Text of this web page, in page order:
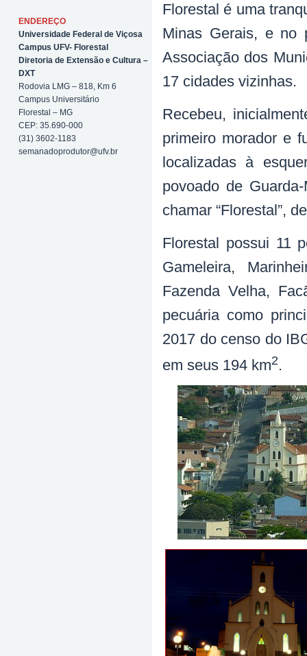
ENDEREÇO
Universidade Federal de Viçosa
Campus UFV- Florestal
Diretoria de Extensão e Cultura –
DXT
Rodovia LMG – 818, Km 6
Campus Universitário
Florestal – MG
CEP: 35.690-000
(31) 3602-1183
semanadoprodutor@ufv.br
Florestal é uma
Minas Gerais, e no
Associação dos
17 cidades vizinhas.
Recebeu,
primeiro morador e
localizadas à
povoado de
chamar “Florestal”,
Florestal possui 11
Gameleira,
Fazenda Velha,
pecuária como
2017 do censo do
em seus 194 km2.